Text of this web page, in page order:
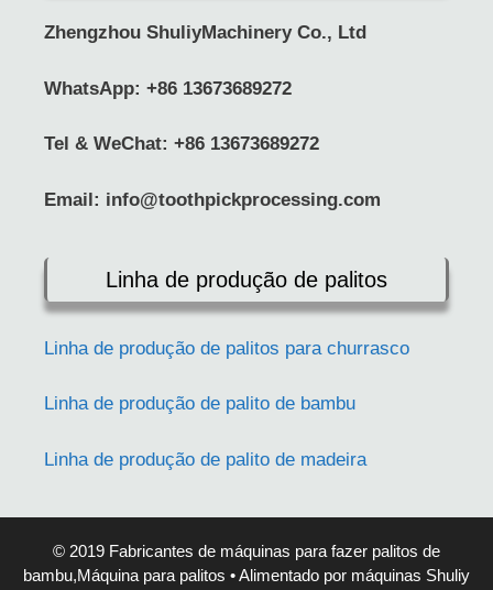
Zhengzhou ShuliyMachinery Co., Ltd
WhatsApp: +86 13673689272
Tel & WeChat: +86 13673689272
Email: info@toothpickprocessing.com
Linha de produção de palitos
Linha de produção de palitos para churrasco
Linha de produção de palito de bambu
Linha de produção de palito de madeira
© 2019 Fabricantes de máquinas para fazer palitos de
bambu,Máquina para palitos • Alimentado por máquinas Shuliy
Wechat